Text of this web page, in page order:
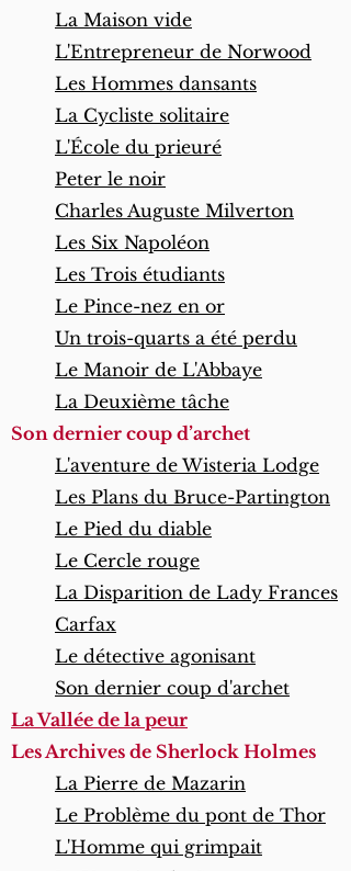
La Maison vide
L'Entrepreneur de Norwood
Les Hommes dansants
La Cycliste solitaire
L'École du prieuré
Peter le noir
Charles Auguste Milverton
Les Six Napoléon
Les Trois étudiants
Le Pince-nez en or
Un trois-quarts a été perdu
Le Manoir de L'Abbaye
La Deuxième tâche
Son dernier coup d’archet
L'aventure de Wisteria Lodge
Les Plans du Bruce-Partington
Le Pied du diable
Le Cercle rouge
La Disparition de Lady Frances
Carfax
Le détective agonisant
Son dernier coup d'archet
La Vallée de la peur
Les Archives de Sherlock Holmes
La Pierre de Mazarin
Le Problème du pont de Thor
L'Homme qui grimpait